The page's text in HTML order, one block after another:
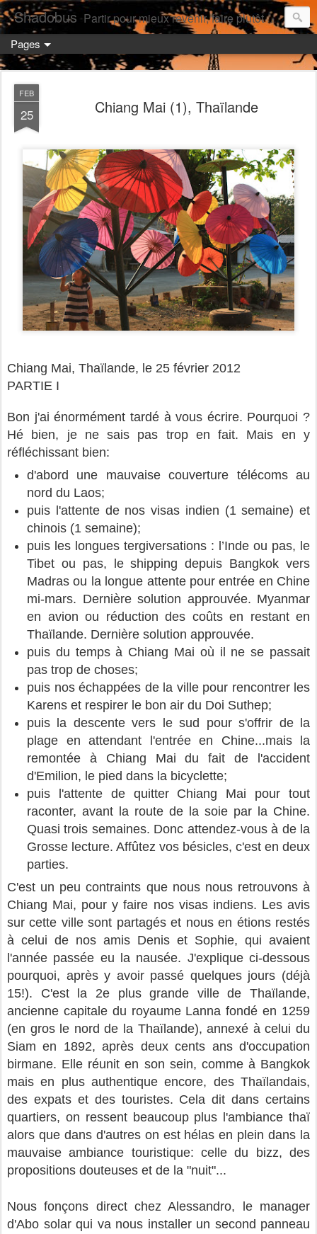
Shadobus Partir pour mieux revenir, faire plutôt qu'avoir.
Pages
FEB
25 Chiang Mai (1), Thaïlande
Chiang Mai, Thaïlande, le 25 février 2012
PARTIE I
Bon j'ai énormément tardé à vous écrire. Pourquoi ?
Hé bien, je ne sais pas trop en fait. Mais en y
réfléchissant bien:
d'abord une mauvaise couverture télécoms au
nord du Laos;
puis l'attente de nos visas indien (1 semaine) et
chinois (1 semaine);
puis les longues tergiversations : l’Inde ou pas, le
Tibet ou pas, le shipping depuis Bangkok vers
Madras ou la longue attente pour entrée en Chine
mi-mars. Dernière solution approuvée. Myanmar
en avion ou réduction des coûts en restant en
Thaïlande. Dernière solution approuvée.
puis du temps à Chiang Mai où il ne se passait
pas trop de choses;
puis nos échappées de la ville pour rencontrer les
Karens et respirer le bon air du Doi Suthep;
puis la descente vers le sud pour s'offrir de la
plage en attendant l'entrée en Chine...mais la
remontée à Chiang Mai du fait de l'accident
d'Emilion, le pied dans la bicyclette;
puis l'attente de quitter Chiang Mai pour tout
raconter, avant la route de la soie par la Chine.
Quasi trois semaines. Donc attendez-vous à de la
Grosse lecture. Affûtez vos bésicles, c'est en deux
parties.
C'est un peu contraints que nous nous retrouvons à
Chiang Mai, pour y faire nos visas indiens. Les avis
sur cette ville sont partagés et nous en étions restés
à celui de nos amis Denis et Sophie, qui avaient
l'année passée eu la nausée. J'explique ci-dessous
pourquoi, après y avoir passé quelques jours (déjà
15!). C'est la 2e plus grande ville de Thaïlande,
ancienne capitale du royaume Lanna fondé en 1259
(en gros le nord de la Thaïlande), annexé à celui du
Siam en 1892, après deux cents ans d'occupation
birmane. Elle réunit en son sein, comme à Bangkok
mais en plus authentique encore, des Thaïlandais,
des expats et des touristes. Cela dit dans certains
quartiers, on ressent beaucoup plus l'ambiance thaï
alors que dans d'autres on est hélas en plein dans la
mauvaise ambiance touristique: celle du bizz, des
propositions douteuses et de la "nuit"...
Nous fonçons direct chez Alessandro, le manager
d'Abo solar qui va nous installer un second panneau